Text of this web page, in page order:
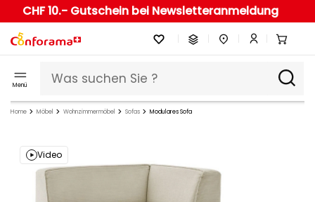
CHF 10.- Gutschein bei Newsletteranmeldung
Menü
Home Möbel Wohnzimmermöbel Sofas Modulares Sofa
Video